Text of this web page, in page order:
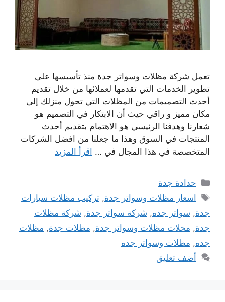
تعمل شركة مظلات وسواتر جدة منذ تأسيسها على
تطوير الخدمات التي تقدمها لعملائها من خلال تقديم
أحدث التصميمات من المظلات التي تحول منزلك إلى
مكان مميز و راقي حيث أن الابتكار في التصميم هو
شعارنا وهدفنا الرئيسي هو الاهتمام بتقديم أحدث
المنتجات في السوق وهذا ما جعلنا من افضل الشركات
المتخصصة في هذا المجال في … اقرأ المزيد
التصنيفات
حدادة جدة
الوسوم
اسعار مظلات وسواتر جدة,تركيب مظلات سيارات
جدة, سواتر جده, شركة سواتر جدة, شركة مظلات
جدة, محلات مظلات وسواتر جدة, مظلات جدة, مظلات
جده, مظلات وسواتر جده
أضف تعليق